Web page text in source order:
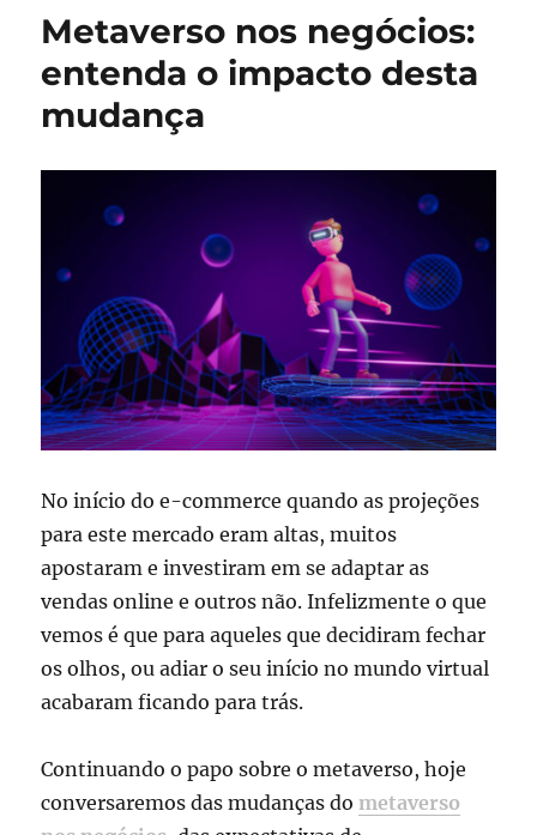
trás
história
Metaverso nos negócios:
entenda o impacto desta
mudança
No início do e-commerce quando as projeções
para este mercado eram altas, muitos
apostaram e investiram em se adaptar as
vendas online e outros não. Infelizmente o que
vemos é que para aqueles que decidiram fechar
os olhos, ou adiar o seu início no mundo virtual
acabaram ficando para trás.
Continuando o papo sobre o metaverso, hoje
conversaremos das mudanças do metaverso